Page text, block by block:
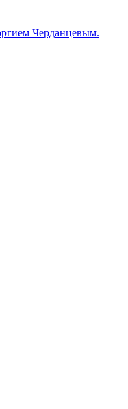
Черданцевым.